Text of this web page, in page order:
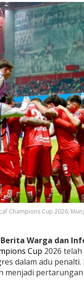
Champions Cup 2026,
Warga dan
Cup 2026
dalam adu
menjadi